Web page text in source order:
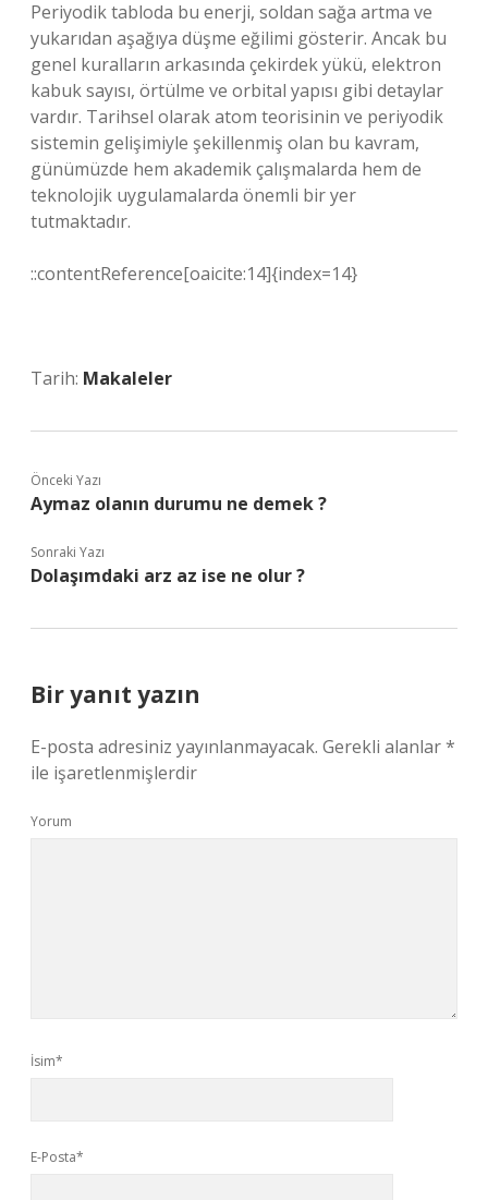
Periyodik tabloda bu enerji, soldan sağa artma ve
yukarıdan aşağıya düşme eğilimi gösterir. Ancak bu
genel kuralların arkasında çekirdek yükü, elektron
kabuk sayısı, örtülme ve orbital yapısı gibi detaylar
vardır. Tarihsel olarak atom teorisinin ve periyodik
sistemin gelişimiyle şekillenmiş olan bu kavram,
günümüzde hem akademik çalışmalarda hem de
teknolojik uygulamalarda önemli bir yer
tutmaktadır.
::contentReference[oaicite:14]{index=14}
Tarih: Makaleler
Önceki Yazı
Aymaz olanın durumu ne demek ?
Sonraki Yazı
Dolaşımdaki arz az ise ne olur ?
Bir yanıt yazın
E-posta adresiniz yayınlanmayacak. Gerekli alanlar*
ile işaretlenmişlerdir
Yorum
İsim*
E-Posta*